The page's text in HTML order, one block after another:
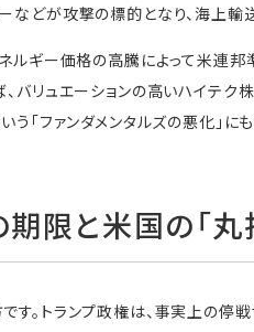
どが攻撃の標的となり、海上輸
ルギー価格の高騰によって米連
リュエーションの高いハイテク
「ファンダメンタルズの悪化」に
と米国の「丸
。トランプ政権は、事実上の停